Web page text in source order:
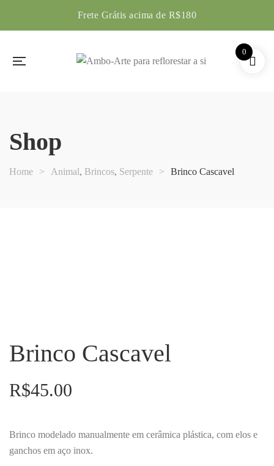
Frete Grátis acima de R$180
Shop
Home > Animal, Brincos, Serpente > Brinco Cascavel
Brinco Cascavel
R$45.00
Brinco modelado manualmente em cerâmica plástica, com elos e
ganchos em aço inox.
0